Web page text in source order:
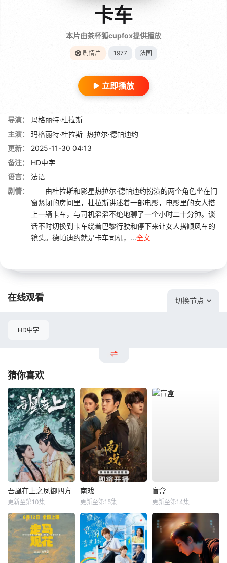
卡车
本片由茶杯狐cupfox提供播放
剧情片 1977 法国
立即播放
导演：
玛格丽特·杜拉斯
主演：
玛格丽特·杜拉斯 热拉尔·德帕迪约
更新：
2025-11-30 04:13
备注：
HD中字
语言：
法语
剧情：
由杜拉斯和影星热拉尔·德帕迪约扮演的两个角色坐在门
窗紧闭的房间里，杜拉斯讲述着一部电影，电影里的女人搭
上一辆卡车，与司机滔滔不绝地聊了一个小时二十分钟。谈
话不时切换到卡车绕着巴黎行驶和停下来让女人搭顺风车的
镜头。德帕迪约就是卡车司机，...全文
在线观看 切换节点
HD中字
猜你喜欢
吾凰在上之凤御四方
更新至第10集
南戏
更新至第15集
盲盒
更新至第14集